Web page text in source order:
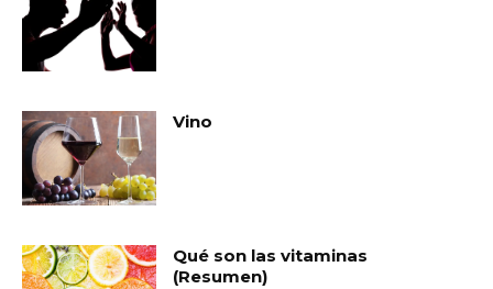
Vino
Qué son las vitaminas
(Resumen)